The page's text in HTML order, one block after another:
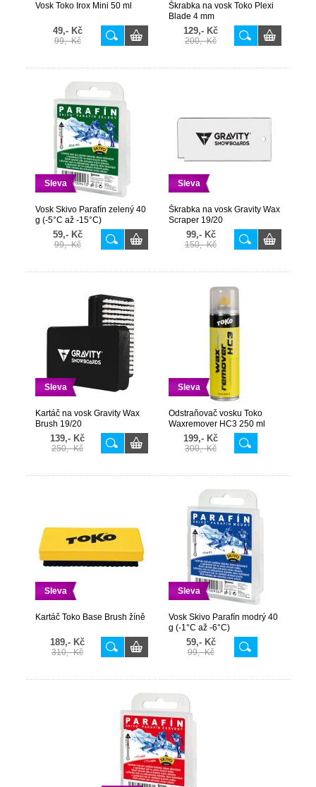
Vosk Toko Irox Mini 50 ml
49,- Kč
99,- Kč
Škrabka na vosk Toko Plexi
Blade 4 mm
129,- Kč
200,- Kč
Sleva
Vosk Skivo Parafín zelený 40
g (-5°C až -15°C)
59,- Kč
99,- Kč
Sleva
Škrabka na vosk Gravity Wax
Scraper 19/20
99,- Kč
150,- Kč
Sleva
Kartáč na vosk Gravity Wax
Brush 19/20
139,- Kč
250,- Kč
Sleva
Odstraňovač vosku Toko
Waxremover HC3 250 ml
199,- Kč
300,- Kč
Sleva
Kartáč Toko Base Brush žíně
189,- Kč
310,- Kč
Sleva
Vosk Skivo Parafín modrý 40
g (-1°C až -6°C)
59,- Kč
99,- Kč